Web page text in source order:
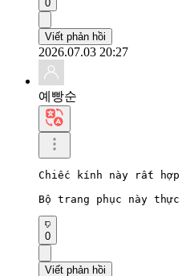
0
Viết phản hồi
2026.07.03 20:27
예빵순
Chiếc kính này rất hợp
Bộ trang phục này
0
Viết phản hồi